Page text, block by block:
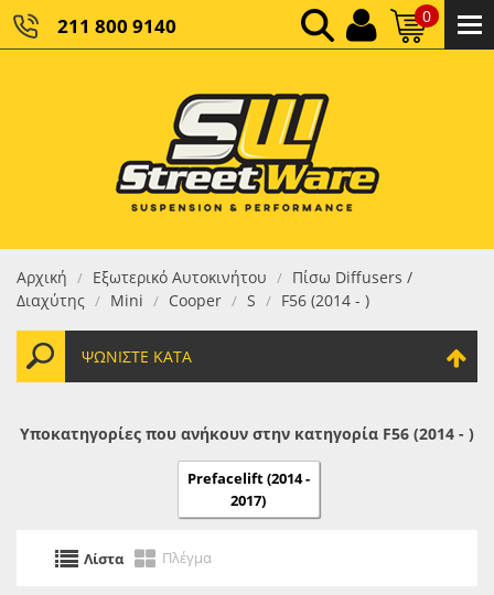
211 800 9140 0
ΚΑΘΑΡΌ ΣΎΝΟΛΟ:
ΤΕΛΙΚΌ ΣΎΝΟΛΟ:0,00 €
Αρχική / Εξωτερικό Αυτοκινήτου / Πίσω Diffusers /
Διαχύτης / Mini / Cooper / S / F56 (2014 - )
ΨΩΝΊΣΤΕ ΚΑΤΆ
Υποκατηγορίες που ανήκουν στην κατηγορία F56 (2014 - )
Prefacelift (2014 -
2017)
Λίστα Πλέγμα